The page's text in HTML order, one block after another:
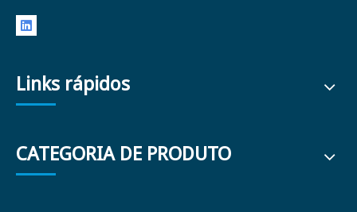
Links rápidos
CATEGORIA DE PRODUTO